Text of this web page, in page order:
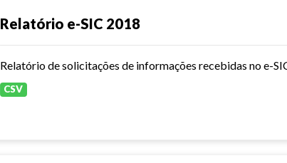
Relatório e-SIC 2018
Relatório de solicitações de informações recebidas no e-
CSV